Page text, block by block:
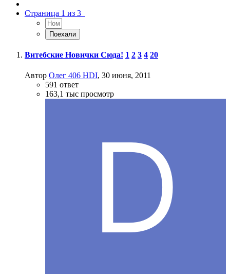
Страница 1 из 3
Витебские Новички Сюда! 1 2 3 4 20
Автор Олег 406 HDI, 30 июня, 2011
591 ответ
163,1 тыс просмотр